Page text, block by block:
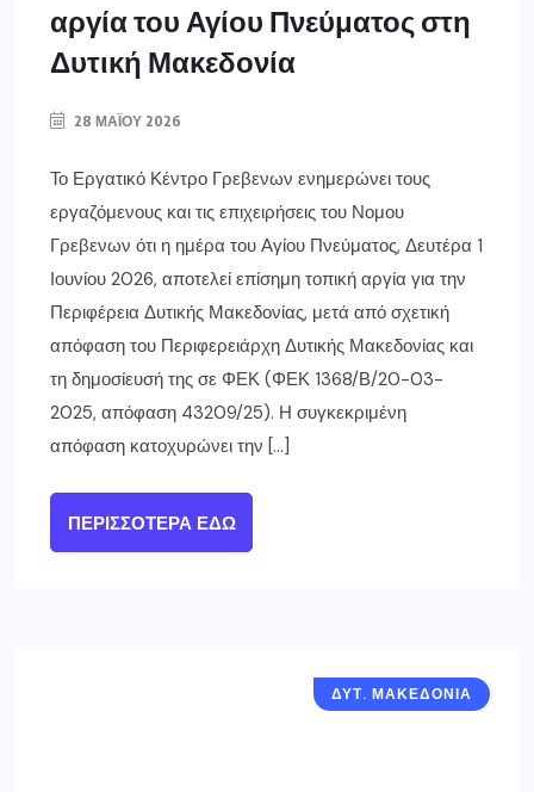
αργία του Αγίου Πνεύματος στη
Δυτική Μακεδονία
28 ΜΑΪ́ΟΥ 2026
Το Εργατικό Κέντρο Γρεβενων ενημερώνει τους
εργαζόμενους και τις επιχειρήσεις του Νομου
Γρεβενων ότι η ημέρα του Αγίου Πνεύματος, Δευτέρα 1
Ιουνίου 2026, αποτελεί επίσημη τοπική αργία για την
Περιφέρεια Δυτικής Μακεδονίας, μετά από σχετική
απόφαση του Περιφερειάρχη Δυτικής Μακεδονίας και
τη δημοσίευσή της σε ΦΕΚ (ΦΕΚ 1368/Β/20-03-
2025, απόφαση 43209/25). Η συγκεκριμένη
απόφαση κατοχυρώνει την […]
ΠΕΡΙΣΣΌΤΕΡΑ ΕΔΏ
ΔΥΤ. ΜΑΚΕΔΟΝΙΑ